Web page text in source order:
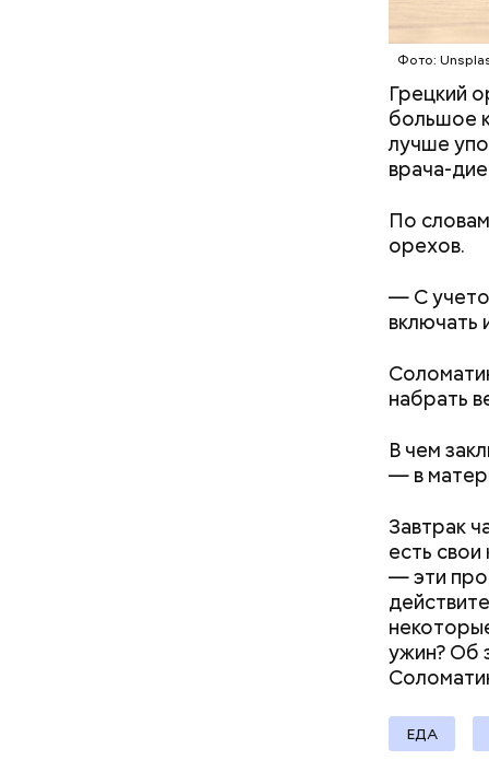
Фото:
Грецкий
большое
лучше
врача-
По
орехов.
— С
включать
набрать
В чем
— в
Завтрак
есть
— эти
ужин? Об
ЕДА
В
своими
День